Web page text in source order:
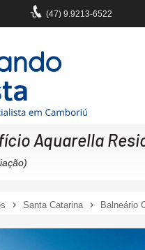
(47) 9.9213-6522
Aquarella
Santa Catarina Balneário